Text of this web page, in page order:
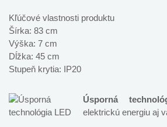
Kľúčové vlastnosti produktu
Šírka: 83 cm
Výška: 7 cm
Dĺžka: 45 cm
Stupeň krytia: IP20
Úsporná
elektrickú energiu aj